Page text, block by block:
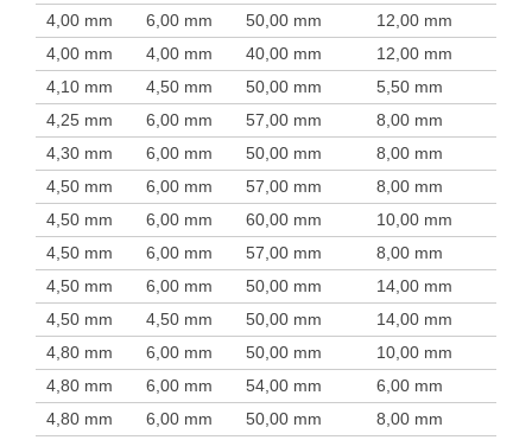
4,00 mm
6,00 mm 50,00 mm 12,00 mm
4,00 mm
4,00 mm 40,00 mm 12,00 mm
4,10 mm
4,50 mm 50,00 mm 5,50 mm
4,25 mm
6,00 mm 57,00 mm 8,00 mm
4,30 mm
6,00 mm 50,00 mm 8,00 mm
4,50 mm
6,00 mm 57,00 mm 8,00 mm
4,50 mm
6,00 mm 60,00 mm 10,00 mm
4,50 mm
6,00 mm 57,00 mm 8,00 mm
4,50 mm
6,00 mm 50,00 mm 14,00 mm
4,50 mm
4,50 mm 50,00 mm 14,00 mm
4,80 mm
6,00 mm 50,00 mm 10,00 mm
4,80 mm
6,00 mm 54,00 mm 6,00 mm
4,80 mm
6,00 mm 50,00 mm 8,00 mm